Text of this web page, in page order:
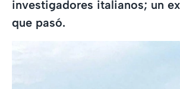
investigadores italianos; un
que pasó.